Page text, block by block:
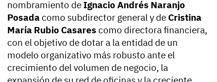
nombramiento de Ignacio Andrés Naranjo
Posada como subdirector general y de Cristina
María Rubio Casares como directora financiera,
con el objetivo de dotar a la entidad de un
modelo organizativo más robusto ante el
crecimiento del volumen de negocio, la